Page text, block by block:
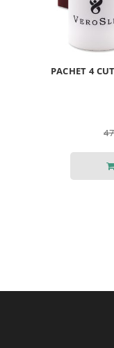
PACHET 4